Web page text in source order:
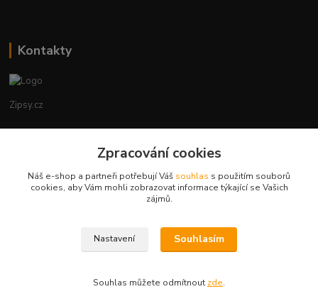
Kontakty
Zipsy.cz
+420774877333
obchod@zipsy.cz
Zpracování cookies
Náš e-shop a partneři potřebují Váš souhlas s použitím souborů
cookies, aby Vám mohli zobrazovat informace týkající se Vašich
zájmů.
Nastavení Souhlasím
Souhlas můžete odmítnout zde.